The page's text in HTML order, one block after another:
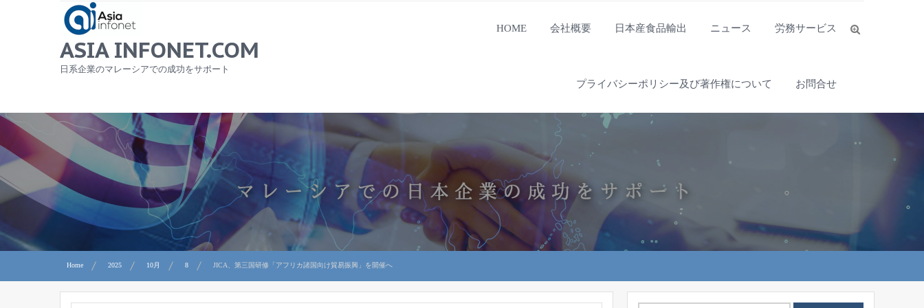
ASIA INFONET.COM
日系企業のマレーシアでの成功をサポート
HOME 会社概要 日本産食品輸出 ニュース 労務サービス
プライバシーポリシー及び著作権について お問合せ
Home 2025 10月 8 JICA、第三国研修「アフリカ諸国向け貿易振興」を開催へ